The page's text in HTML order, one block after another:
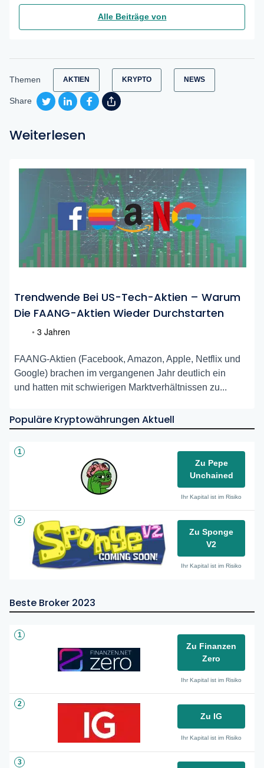
Alle Beiträge von
Themen AKTIEN KRYPTO NEWS
Share
Weiterlesen
Trendwende Bei US-Tech-Aktien – Warum
Die FAANG-Aktien Wieder Durchstarten
• 3 Jahren
FAANG-Aktien (Facebook, Amazon, Apple, Netflix und
Google) brachen im vergangenen Jahr deutlich ein
und hatten mit schwierigen Marktverhältnissen zu...
Populäre Kryptowährungen Aktuell
1
Zu Pepe
Unchained
Ihr Kapital ist im Risiko
2
Zu Sponge
V2
Ihr Kapital ist im Risiko
Beste Broker 2023
1
Zu Finanzen
Zero
Ihr Kapital ist im Risiko
2
Zu IG
Ihr Kapital ist im Risiko
3